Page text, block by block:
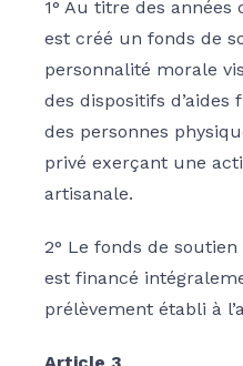
1° Au titre des années
est créé un fonds de
personnalité morale
des dispositifs
des personnes
privé exerçant une
artisanale.
2° Le fonds de
est financé
prélèvement établi à